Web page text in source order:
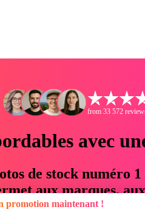
from 33 572
avec
de stock numéro
aux marques,
d'économiser
maintenant !